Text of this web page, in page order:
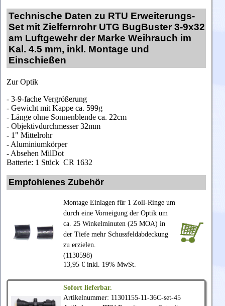
Technische Daten zu RTU Erweiterungs-
Set mit Zielfernrohr UTG BugBuster 3-9x32
am Luftgewehr der Marke Weihrauch im
Kal. 4.5 mm, inkl. Montage und
Einschießen
Zur Optik
- 3-9-fache Vergrößerung
- Gewicht mit Kappe ca. 599g
- Länge ohne Sonnenblende ca. 22cm
- Objektivdurchmesser 32mm
- 1" Mittelrohr
- Aluminiumkörper
- Absehen MilDot
Batterie: 1 Stück CR 1632
Empfohlenes Zubehör
Montage Einlagen für 1 Zoll-Ringe um
durch eine Vorneigung der Optik um
ca. 25 Winkelminuten (25 MOA) in
der Tiefe mehr Schussfeldabdeckung
zu erzielen.
(1130598)
13,95 € inkl. 19% MwSt.
Sofort lieferbar.
Artikelnummer: 11301155-11-36C-set-45